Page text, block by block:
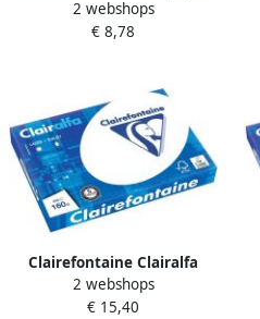
DCP Green A4 90gr wit 500
vel
2 webshops
€ 8,78
Clairefontaine Clairalfa
presentatiepapier A3 160 g
pak van 250 vel
2 webshops
€ 15,40